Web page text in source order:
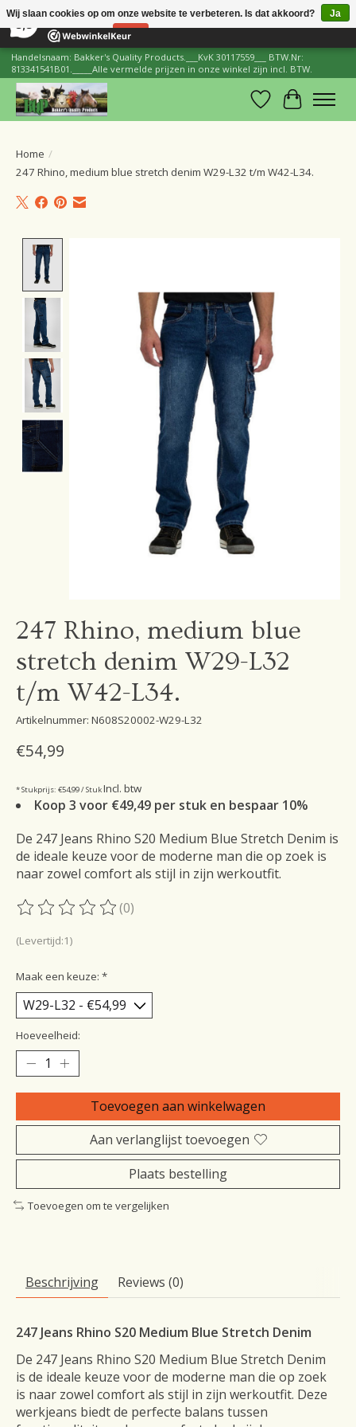
206 Reviews ×
Handelsnaam: Bakker's Quality Products.___KvK 30117559___ BTW.Nr:
813341541B01._____Alle vermelde prijzen in onze winkel zijn incl. BTW.
Verlanglijst
Home /
247 Rhino, medium blue stretch denim W29-L32 t/m W42-L34.
247 Rhino, medium blue
stretch denim W29-L32
t/m W42-L34.
Artikelnummer: N608S20002-W29-L32
€54,99
* Stukprijs: €54,99 / StukIncl. btw
Koop 3 voor €49,49 per stuk en bespaar 10%
De 247 Jeans Rhino S20 Medium Blue Stretch Denim is
de ideale keuze voor de moderne man die op zoek is
naar zowel comfort als stijl in zijn werkoutfit.
De beoordeling van dit product is
(0)
(Levertijd:1)
Maak een keuze: *
Hoeveelheid:
Toevoegen aan winkelwagen
Aan verlanglijst toevoegen
Plaats bestelling
Toevoegen om te vergelijken
Beschrijving Reviews (0)
247 Jeans Rhino S20 Medium Blue Stretch Denim
De 247 Jeans Rhino S20 Medium Blue Stretch Denim
is de ideale keuze voor de moderne man die op zoek
is naar zowel comfort als stijl in zijn werkoutfit. Deze
werkjeans biedt de perfecte balans tussen
Wij slaan cookies op om onze website te verbeteren. Is dat akkoord?
Ja
Nee